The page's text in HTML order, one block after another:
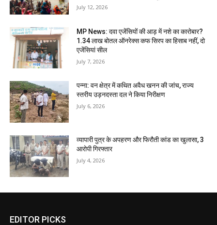
July 12, 2026
MP News: दवा एजेंसियों की आड़ में नशे का कारोबार?
1.34 लाख बोतल ऑनरेक्स कफ सिरप का हिसाब नहीं, दो
एजेंसियां सील
July 7, 2026
पन्ना: वन क्षेत्र में कथित अवैध खनन की जांच, राज्य
स्तरीय उड़नदस्ता दल ने किया निरीक्षण
July 6, 2026
व्यापारी पुत्र के अपहरण और फिरौती कांड का खुलासा, 3
आरोपी गिरफ्तार
July 4, 2026
EDITOR PICKS